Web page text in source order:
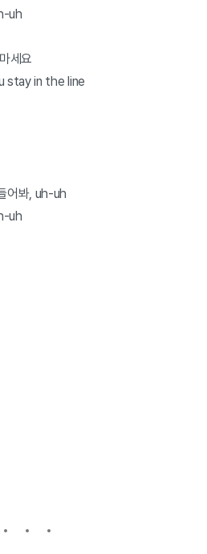
uh
세요
stay in the line
어봐, uh-uh
uh